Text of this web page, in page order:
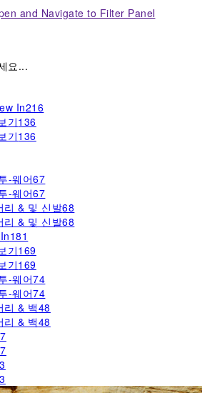
and Navigate to Filter Panel
요...
In216
기136
기136
-웨어67
-웨어67
리 & 및 신발68
리 & 및 신발68
181
기169
기169
-웨어74
-웨어74
리 & 백48
리 & 백48